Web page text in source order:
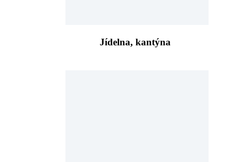
Jídelna, kantýna